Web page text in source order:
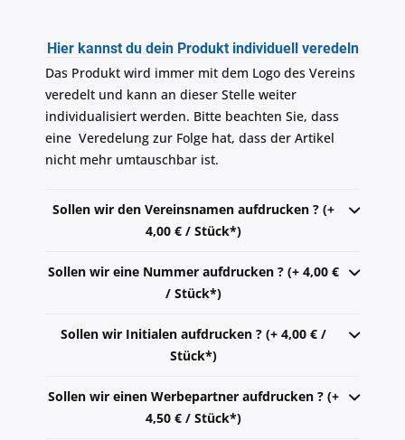
Hier kannst du dein Produkt individuell veredeln
Das Produkt wird immer mit dem Logo des Vereins
veredelt und kann an dieser Stelle weiter
individualisiert werden. Bitte beachten Sie, dass
eine Veredelung zur Folge hat, dass der Artikel
nicht mehr umtauschbar ist.
Sollen wir den Vereinsnamen aufdrucken ? (+
4,00 € / Stück*)
Sollen wir eine Nummer aufdrucken ? (+ 4,00 €
/ Stück*)
Sollen wir Initialen aufdrucken ? (+ 4,00 € /
Stück*)
Sollen wir einen Werbepartner aufdrucken ? (+
4,50 € / Stück*)